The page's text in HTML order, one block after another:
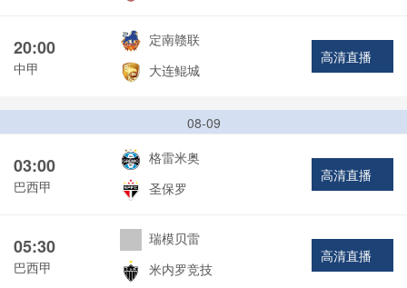
20:00
中甲
定南赣联
大连鲲城
高清直播
08-09
03:00
巴西甲
格雷米奥
圣保罗
高清直播
05:30
巴西甲
瑞模贝雷
米内罗竞技
高清直播